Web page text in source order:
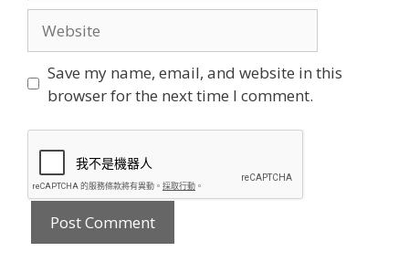
Save my name, email, and website in this
browser for the next time I comment.